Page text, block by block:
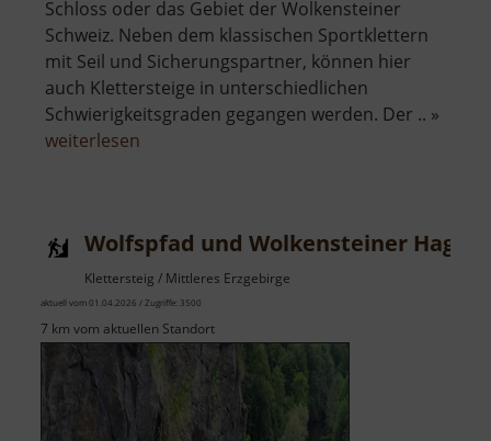
Schloss oder das Gebiet der Wolkensteiner
Schweiz. Neben dem klassischen Sportklettern
mit Seil und Sicherungspartner, können hier
auch Klettersteige in unterschiedlichen
Schwierigkeitsgraden gegangen werden. Der .. »
weiterlesen
Wolfspfad und Wolkensteiner Hag
Klettersteig / Mittleres Erzgebirge
aktuell vom 01.04.2026 / Zugriffe: 3500
7 km vom aktuellen Standort